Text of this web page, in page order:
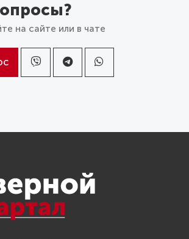
на сайте или в чате